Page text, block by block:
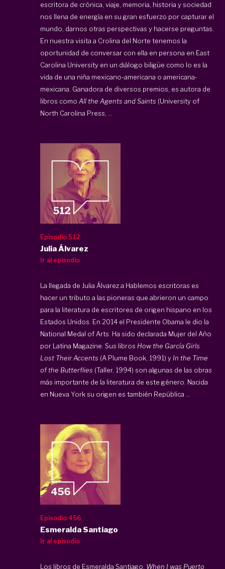
escritora de crónica, viaje, memoria, historia y sociedad
nos llena de energía en su gran esfuerzo por capturar el
mundo, darnos otras perspectivas y hacerse preguntas.
En nuestra visita a Crolina del Norte tenemos la
oportunidad de conversar con ella en persona en East
Carolina University en un diálogo biligüe como lo es la
vida de una niña mexicano-americana o americana-
mexicana. Ganadora de diversos premios, es autora de
libros como All the Agents and Saints (University of
North Carolina Press, ...
Episodio 512
Julia Álvarez
Ir al episodio
La llegada de Julia Álvarez a Hablemos escritoras es
hacer un tributo a las pioneras que abrieron un campo
para la literatura de escritores de origen hispano en los
Estados Unidos. En 2014 el Presidente Obama le dio la
National Medal of Arts. Ha sido declarada Mujer del Año
por Latina Magazine. Sus libros How the García Girls
Lost Their Accents (A Plume Book, 1991) y In the Time
of the Butterflies (Taller, 1994) son algunas de las obras
más importante de la literatura de este género. Nacida
en Nueva York su origen es también República ...
Episodio 456
Esmeralda Santiago
Ir al episodio
Los libros de Esmeralda Santiago, When I was Puerto